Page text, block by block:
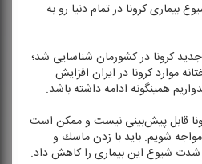
بیماری كرونا در تمام دنیا رو به
سویه‌های جدید كرونا در كشورمان شناسایی شد؛
موارد كرونا در ایران افزایش
همینگونه ادامه داشته باشد.
قابل پیش‌بینی نیست و ممكن است
شویم. باید با زدن ماسك و
شدت شیوع این بیماری را كاهش داد.